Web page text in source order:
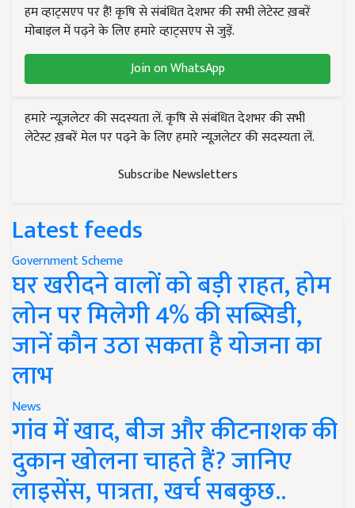
हम व्हाट्सएप पर हैं! कृषि से संबंधित देशभर की सभी लेटेस्ट ख़बरें
मोबाइल में पढ़ने के लिए हमारे व्हाट्सएप से जुड़ें.
Join on WhatsApp
हमारे न्यूज़लेटर की सदस्यता लें. कृषि से संबंधित देशभर की सभी
लेटेस्ट ख़बरें मेल पर पढ़ने के लिए हमारे न्यूज़लेटर की सदस्यता लें.
Subscribe Newsletters
Latest feeds
Government Scheme
घर खरीदने वालों को बड़ी राहत, होम
लोन पर मिलेगी 4% की सब्सिडी,
जानें कौन उठा सकता है योजना का
लाभ
News
गांव में खाद, बीज और कीटनाशक की
दुकान खोलना चाहते हैं? जानिए
लाइसेंस, पात्रता, खर्च सबकुछ..